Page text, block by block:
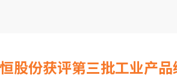
股份获评第三批工业产